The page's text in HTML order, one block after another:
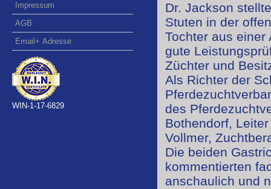
Impressum
AGB
Email+ Adresse
WIN-1-17-6829
Dr. Jackson
Stuten in der
Tochter aus einer
gute
Züchter und
Als Richter der
des
Bothendorf,
Vollmer,
Die beiden
kommentierten
anschaulich und